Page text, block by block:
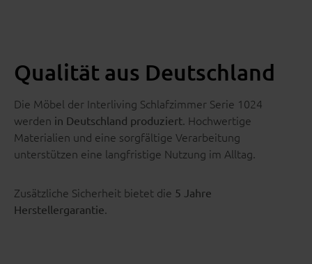
Qualität aus Deutschland
Die Möbel der Interliving Schlafzimmer Serie 1024
werden in Deutschland produziert. Hochwertige
Materialien und eine sorgfältige Verarbeitung
unterstützen eine langfristige Nutzung im Alltag.
Zusätzliche Sicherheit bietet die 5 Jahre
Herstellergarantie.